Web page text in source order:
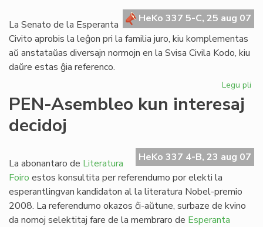
HeKo 337 5-C, 25 aug 07
La Senato de la Esperanta
Civito aprobis la leĝon pri la familia juro, kiu komplementas
aŭ anstataŭas diversajn normojn en la Svisa Civila Kodo, kiu
daŭre estas ĝia referenco.
Legu pli
en
PEN-Asembleo kun interesaj
decidoj
HeKo 337 4-B, 23 aug 07
La abonantaro de Literatura
Foiro estos konsultita per referendumo por elekti la
esperantlingvan kandidaton al la literatura Nobel-premio
2008. La referendumo okazos ĉi-aŭtune, surbaze de kvino
da nomoj selektitaj fare de la membraro de Esperanta